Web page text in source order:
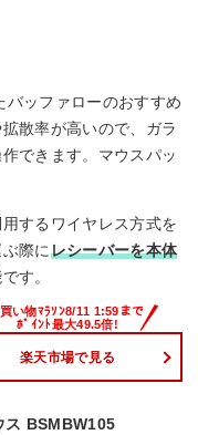
バッファローのおすすめ
散率が高いので、ガラ
できます。マウスパッ
するワイヤレス方式を
際にレシーバーを本体
す。
楽天市場で見る
BSMBW105